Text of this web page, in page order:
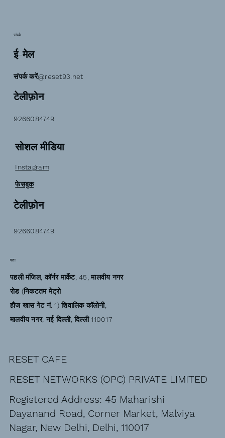
ई-मेल
संपर्क करें@reset93.net
टेलीफ़ोन
9266084749
संपर्क
सोशल मीडिया
Instagram
फेसबुक
टेलीफ़ोन
9266084749
पता
पहली मंजिल, कॉर्नर मार्केट, 45, मालवीय नगर
रोड (निकटतम मेट्रो
हौज खास गेट नं. 1) शिवालिक कॉलोनी,
मालवीय नगर, नई दिल्ली, दिल्ली 110017
RESET CAFE
RESET NETWORKS (OPC) PRIVATE LIMITED
Registered Address: 45 Maharishi
Dayanand Road, Corner Market, Malviya
Nagar, New Delhi, Delhi, 110017